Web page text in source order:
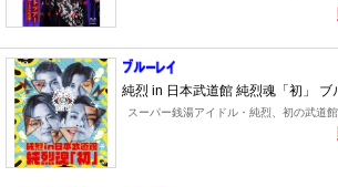
純烈 in 日本武道館 純烈魂「初」 ブ
スーパー銭湯アイドル・純烈、初の武道館